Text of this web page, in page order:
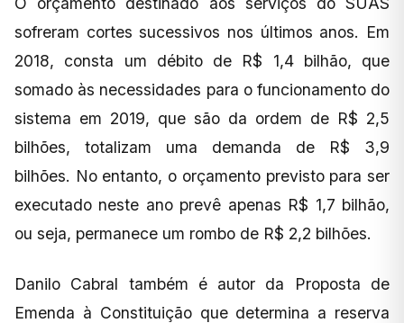
sofreram cortes sucessivos nos últimos anos. Em
2018, consta um débito de R$ 1,4 bilhão, que
somado às necessidades para o funcionamento do
sistema em 2019, que são da ordem de R$ 2,5
bilhões, totalizam uma demanda de R$ 3,9
bilhões. No entanto, o orçamento previsto para ser
executado neste ano prevê apenas R$ 1,7 bilhão,
ou seja, permanece um rombo de R$ 2,2 bilhões.
Danilo Cabral também é autor da Proposta de
Emenda à Constituição que determina a reserva